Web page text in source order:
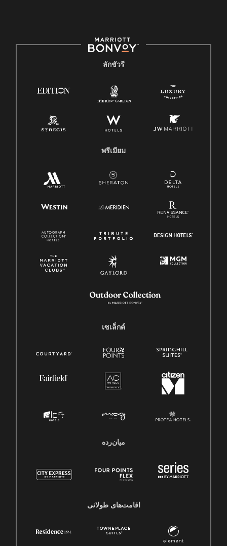
ลักชัวรี
พรีเมียม
เซเล็กต์
میان‌رده
اقامت‌های طولانی